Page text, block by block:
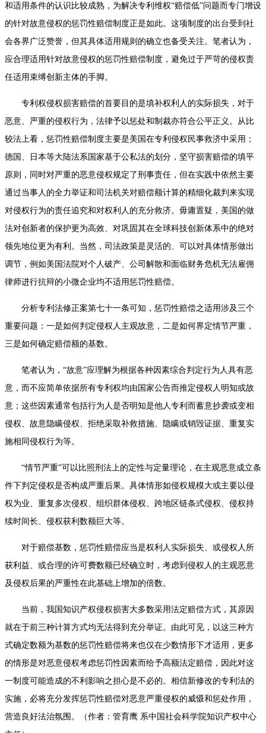
和适用条件的认识比较成熟，为解决专利维权“赔偿低”问题而专门增设
的针对故意侵权的惩罚性赔偿制度正是如此。这项制度的出台受到社
会各界广泛赞誉，但其具体适用规则的确立也备受关注。笔者认为，
应合理适用针对故意侵权的惩罚性赔偿制度，避免过于严苛的侵权责
任适用束缚创新主体的手脚。
专利权侵权损害赔偿的首要目的是填补权利人的实际损失，对于
恶意、严重的侵权行为，法律予以惩处和制裁亦符合公平正义。从比
较法上看，惩罚性赔偿制度主要是美国在专利侵权民事救济中采用；
德国、日本等大陆法系国家基于公私法的划分，坚守损害赔偿的填平
原则，同时对严重的恶意侵权规定了刑事责任，但在实践中依然主要
通过当事人的全力举证和司法机关对赔偿额计算的精细化裁判来实现
对侵权行为的责任追究和对权利人的充分救济。毋庸置疑，美国的做
法对创新者的保护更为高效、对巩固其在全球科技创新体系中的绝对
领先地位更为有利。当然，司法政策是灵活的、可以对具体情形做出
调节，例如美国法院对个人破产、公司解散和面临财务危机无法雇佣
律师进行抗辩的小微企业均不适用惩罚性赔偿。
分析专利法修正案第七十一条可知，惩罚性赔偿之适用涉及三个
重要问题：一是如何判定侵权人主观故意，二是如何界定情节严重，
三是如何确定赔偿额的基数。
笔者认为，“故意”应理解为根据各种因素综合判定行为人具有恶
意，而不应简单依据所有专利权均由国家公告而推定侵权人明知或故
意；这些因素通常包括行为人是否明知是他人专利而蓄意抄袭或变相
侵权、故意隐瞒侵权、拒绝采取补救措施、隐瞒或销毁证据、重复实
施相同侵权行为等。
“情节严重”可以比照刑法上的定性与定量理论，在主观恶意成立条
件下判定侵权是否构成严重后果。具体情形如侵权规模大或主要以侵
权为业、重复多次侵权、组织群体侵权、跨地区链条式侵权、侵权持
续时间长、侵权获利数额巨大等。
对于赔偿基数，惩罚性赔偿应当是权利人实际损失、或侵权人所
获利益、或合理的许可费数额已经确立时，考虑到侵权人的主观恶意
及侵权后果的严重性在此基础上增加的倍数。
当前，我国知识产权侵权损害大多数采用法定赔偿方式，其原因
就在于前三种计算方式均无法得到充分举证。由此可见，以这三种方
式确定数额为基数的惩罚性赔偿将来也仅在少数情形下才适用，更多
的情形是对恶意侵权考虑惩罚性因素而给予高额法定赔偿，因此对这
一制度可能造成的不利影响之担心是不必的。相信新修改的专利法的
实施，必将充分发挥惩罚性赔偿对恶意严重侵权的威慑和惩处作用，
营造良好法治氛围。（作者：管育鹰 系中国社会科学院知识产权中心